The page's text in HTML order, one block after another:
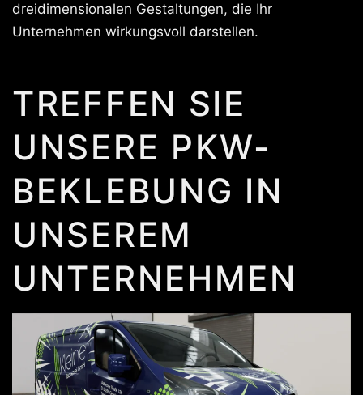
dreidimensionalen Gestaltungen, die Ihr
Unternehmen wirkungsvoll darstellen.
TREFFEN SIE
UNSERE PKW-
BEKLEBUNG IN
UNSEREM
UNTERNEHMEN